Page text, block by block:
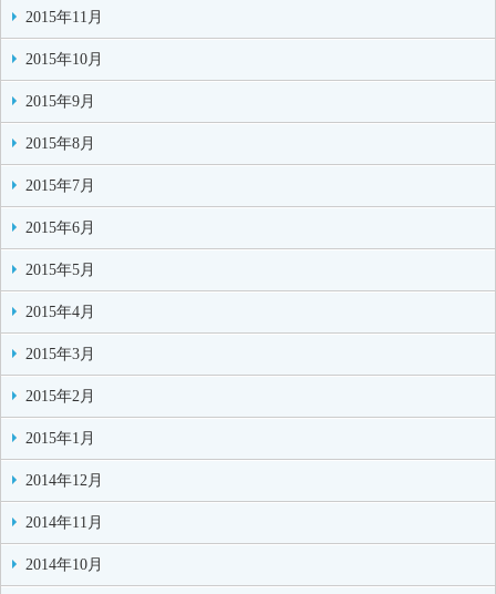
2015年11月
2015年10月
2015年9月
2015年8月
2015年7月
2015年6月
2015年5月
2015年4月
2015年3月
2015年2月
2015年1月
2014年12月
2014年11月
2014年10月